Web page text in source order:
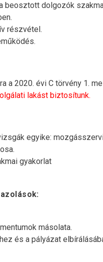
dolgozók
részvétel.
a 2020. évi C törvény 1.
lakást biztosítunk.
egyike:
gyakorlat
másolata.
és a pályázat